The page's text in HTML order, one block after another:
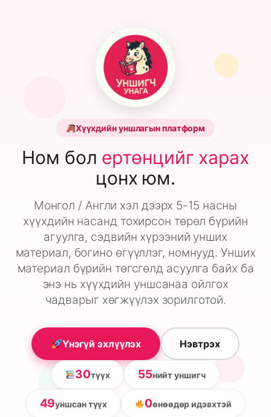
Хүүхдийн уншлагын платформ
Ном бол ертөнцийг харах
цонх юм.
Монгол / Англи хэл дээрх 5-15 насны
хүүхдийн насанд тохирсон төрөл бүрийн
агуулга, сэдвийн хүрээний унших
материал, богино өгүүллэг, номнууд. Унших
материал бүрийн төгсгөлд асуулга байх ба
энэ нь хүүхдийн уншсанаа ойлгох
чадварыг хөгжүүлэх зорилготой.
Үнэгүй эхлүүлэх Нэвтрэх
30түүх 55нийт уншигч
49уншсан түүх 0өнөөдөр идэвхтэй